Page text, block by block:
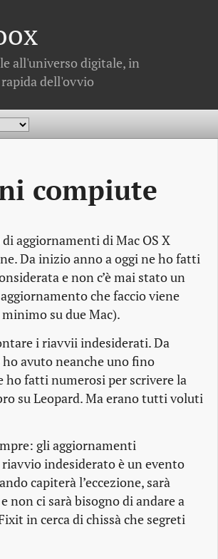
all'universo digitale, in
dell'ovvio
compiute
aggiornamenti di Mac OS X
Da inizio anno a oggi ne ho fatti
e non c’è mai stato un
che faccio viene
su due Mac).
i riavvii indesiderati. Da
avuto neanche uno fino
ho fatti numerosi per scrivere la
su Leopard. Ma erano tutti voluti
gli aggiornamenti
indesiderato è un evento
capiterà l’eccezione, sarà
non ci sarà bisogno di andare a
in cerca di chissà che segreti